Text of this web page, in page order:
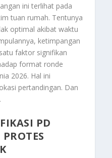
ini terlihat pada
tuan rumah. Tentunya
optimal akibat waktu
ketimpangan
faktor signifikan
format ronde
2026. Hal ini
pertandingan. Dan
PD